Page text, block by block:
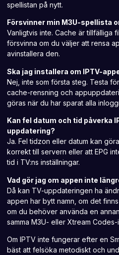
spellistan på nytt.
Försvinner min M3U-spellista
Vanligtvis inte. Cache är tillfälliga
försvinna om du väljer att rensa
avinstallera den.
Ska jag installera om IPTV-
Nej, inte som första steg. Testa
cache-rensning och
göras när du har sparat alla
Kan fel datum och tid påverka
uppdatering?
Ja. Fel tidzon eller datum kan
korrekt till servern eller att EPG
tid i TV:ns inställningar.
Vad gör jag om appen inte
Då kan TV-uppdateringen ha
appen har bytt namn, om det
om du behöver använda en
samma M3U- eller Xtream
Om IPTV inte fungerar efter en
bäst att felsöka metodiskt och